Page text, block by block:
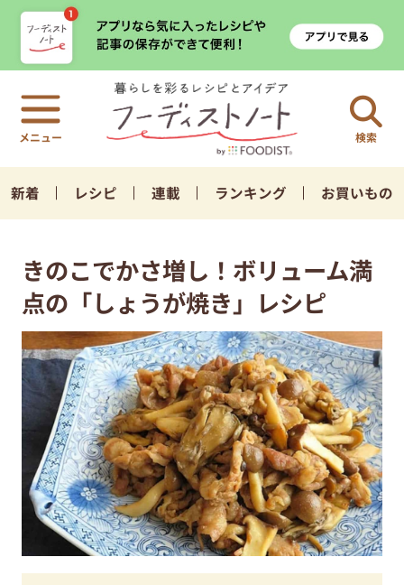
検索
新着 レシピ 連載 ランキング お買いもの
きのこでかさ増し！ボリューム満
点の「しょうが焼き」レシピ